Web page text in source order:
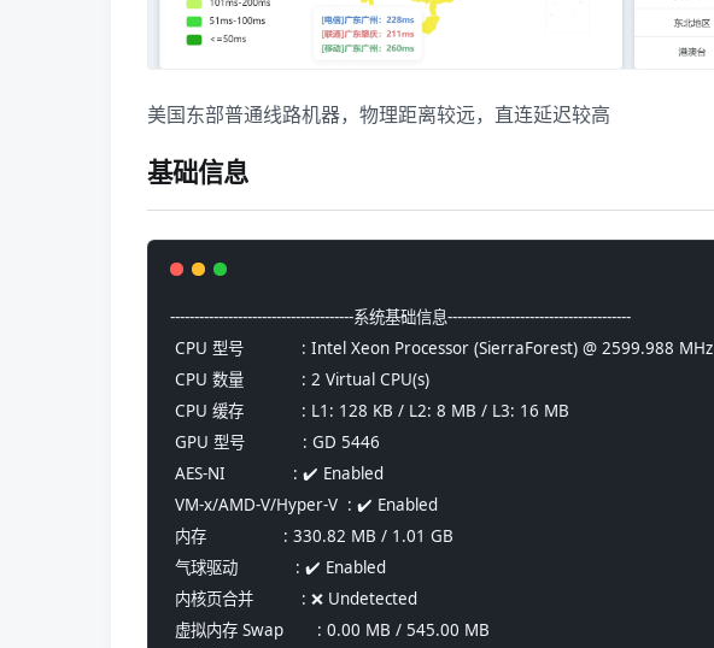
美国东部普通线路机器，物理距离较远，直连延迟较高
基础信息
--------------------------------------系统基础信息--------------------------------------
CPU 型号            : Intel Xeon Processor (SierraForest) @ 2599.988 MHz
CPU 数量            : 2 Virtual CPU(s)
CPU 缓存            : L1: 128 KB / L2: 8 MB / L3: 16 MB
GPU 型号            : GD 5446
AES-NI              : ✔️ Enabled
VM-x/AMD-V/Hyper-V  : ✔️ Enabled
内存                : 330.82 MB / 1.01 GB
气球驱动            : ✔️ Enabled
内核页合并          : ❌ Undetected
虚拟内存 Swap       : 0.00 MB / 545.00 MB